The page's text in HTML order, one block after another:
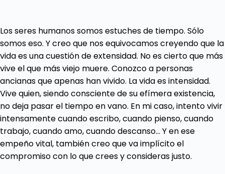
Los seres humanos somos estuches de tiempo. Sólo
somos eso. Y creo que nos equivocamos creyendo que la
vida es una cuestión de extensidad. No es cierto que más
vive el que más viejo muere. Conozco a personas
ancianas que apenas han vivido. La vida es intensidad.
Vive quien, siendo consciente de su efímera existencia,
no deja pasar el tiempo en vano. En mi caso, intento vivir
intensamente cuando escribo, cuando pienso, cuando
trabajo, cuando amo, cuando descanso… Y en ese
empeño vital, también creo que va implícito el
compromiso con lo que crees y consideras justo.